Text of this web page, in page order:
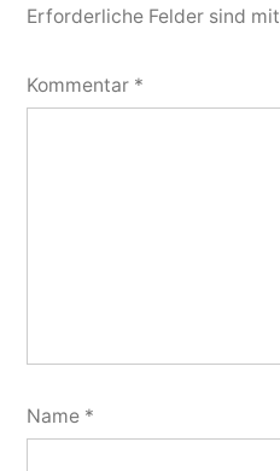
Erforderliche Felder sind mit
Kommentar *
Name *